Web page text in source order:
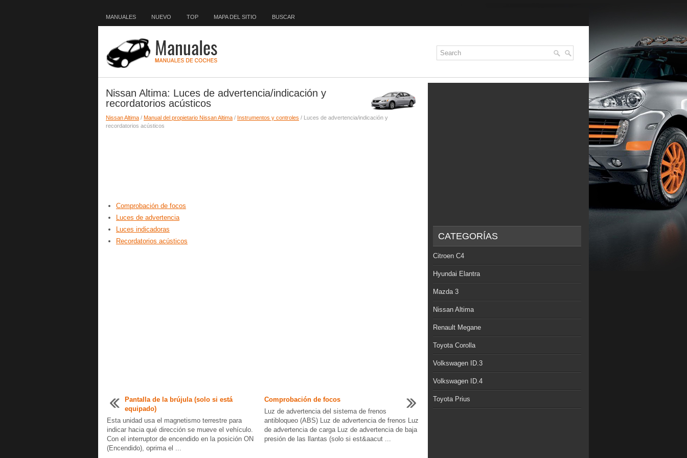
MANUALES NUEVO TOP MAPA DEL SITIO BUSCAR
Nissan Altima: Luces de advertencia/indicación y
recordatorios acústicos
Nissan Altima / Manual del propietario Nissan Altima / Instrumentos y controles / Luces de advertencia/indicación y
recordatorios acústicos
Comprobación de focos
Luces de advertencia
Luces indicadoras
Recordatorios acústicos
Pantalla de la brújula (solo si está
equipado)
Esta unidad usa el magnetismo terrestre para
indicar hacia qué dirección se mueve el vehículo.
Con el interruptor de encendido en la posición ON
(Encendido), oprima el ...
Comprobación de focos
Luz de advertencia del sistema de frenos
antibloqueo (ABS) Luz de advertencia de frenos Luz
de advertencia de carga Luz de advertencia de baja
presión de las llantas (solo si est&aacut ...
CATEGORÍAS
Citroen C4
Hyundai Elantra
Mazda 3
Nissan Altima
Renault Megane
Toyota Corolla
Volkswagen ID.3
Volkswagen ID.4
Toyota Prius